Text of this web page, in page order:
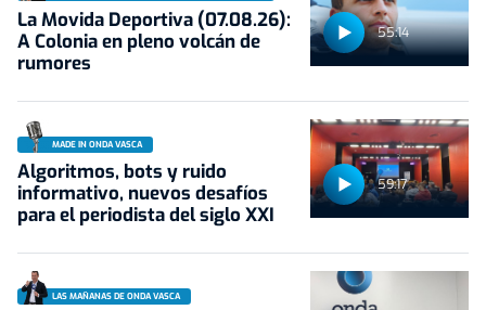
55:14
La Movida Deportiva (07.08.26):
A Colonia en pleno volcán de
rumores
59:17
MADE IN ONDA VASCA
Algoritmos, bots y ruido
informativo, nuevos desafíos
para el periodista del siglo XXI
LAS MAÑANAS DE ONDA VASCA